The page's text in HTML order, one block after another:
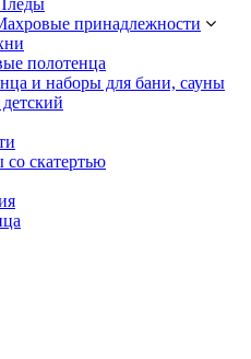
принадлежности
полотенца
и наборы для бани, сауны
скатертью